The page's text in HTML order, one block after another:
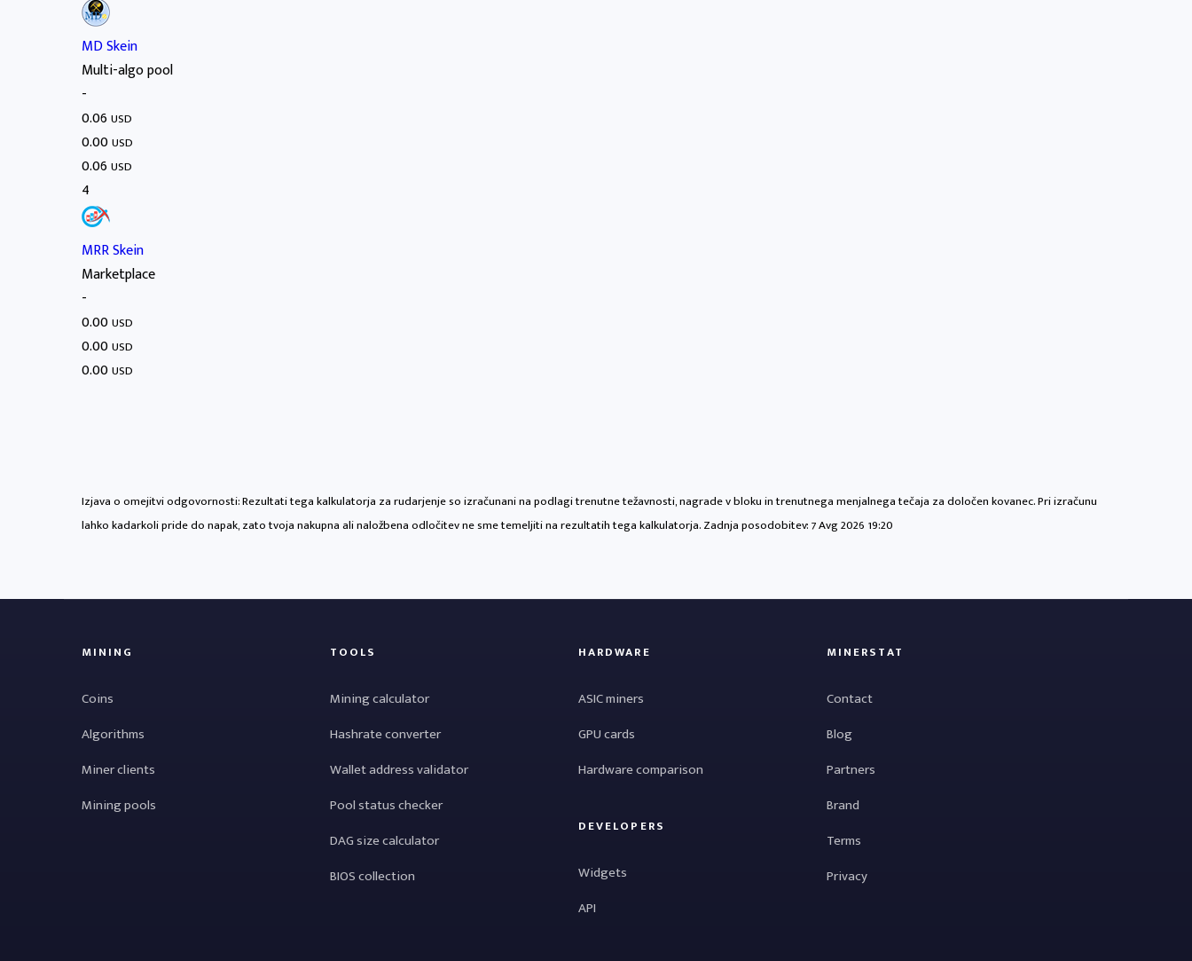
MD Skein
Multi-algo pool
-
0.06USD
0.00USD
0.06USD
4
MRR Skein
Marketplace
-
0.00USD
0.00USD
0.00USD
Izjava o omejitvi odgovornosti: Rezultati tega kalkulatorja za rudarjenje so izračunani na podlagi trenutne težavnosti, nagrade v bloku in trenutnega menjalnega tečaja za določen kovanec. Pri izračunu
lahko kadarkoli pride do napak, zato tvoja nakupna ali naložbena odločitev ne sme temeljiti na rezultatih tega kalkulatorja. Zadnja posodobitev:7 Avg 2026 19:20
MINING
Coins
Algorithms
Miner clients
Mining pools
TOOLS
Mining calculator
Hashrate converter
Wallet address validator
Pool status checker
DAG size calculator
BIOS collection
HARDWARE
ASIC miners
GPU cards
Hardware comparison
DEVELOPERS
Widgets
API
MINERSTAT
Contact
Blog
Partners
Brand
Terms
Privacy